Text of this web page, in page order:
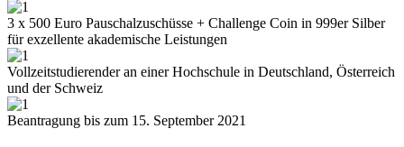
3 x 500 Euro Pauschalzuschüsse + Challenge Coin in 999er Silber
für exzellente akademische Leistungen
Vollzeitstudierender an einer Hochschule in Deutschland, Österreich
und der Schweiz
Beantragung bis zum 15. September 2021